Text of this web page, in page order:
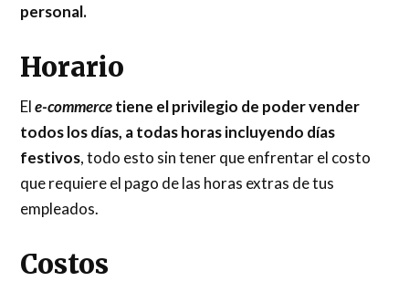
personal.
Horario
El e-commercetiene el privilegio de poder vender
todos los días, a todas horas incluyendo días
festivos, todo esto sin tener que enfrentar el costo
que requiere el pago de las horas extras de tus
empleados.
Costos